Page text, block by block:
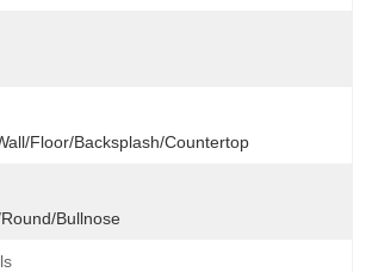
Floor/Backsplash/Countertop
Bullnose